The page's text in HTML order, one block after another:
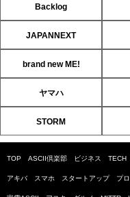
Backlog
JAPANNEXT
brand new ME!
ヤマハ
STORM
TOP ASCII倶楽部 ビジネス TECH
アキバ スマホ スタートアップ プ